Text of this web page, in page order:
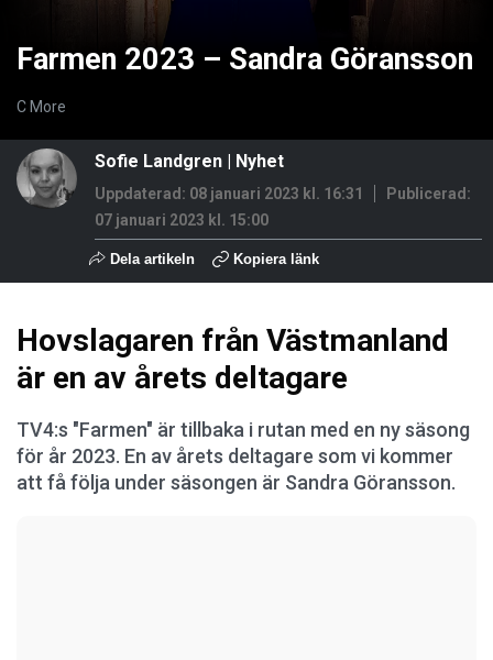
Farmen 2023 – Sandra Göransson
C More
Sofie Landgren | Nyhet
Uppdaterad: 08 januari 2023 kl. 16:31
Publicerad:
07 januari 2023 kl. 15:00
Dela artikeln Kopiera länk
Hovslagaren från Västmanland
är en av årets deltagare
TV4:s "Farmen" är tillbaka i rutan med en ny säsong
för år 2023. En av årets deltagare som vi kommer
att få följa under säsongen är Sandra Göransson.